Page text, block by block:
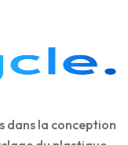
dans la conception